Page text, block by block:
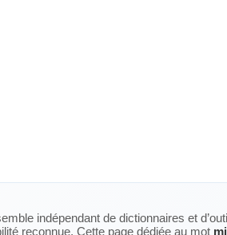
indépendant de dictionnaires et
reconnue. Cette page dédiée au mot